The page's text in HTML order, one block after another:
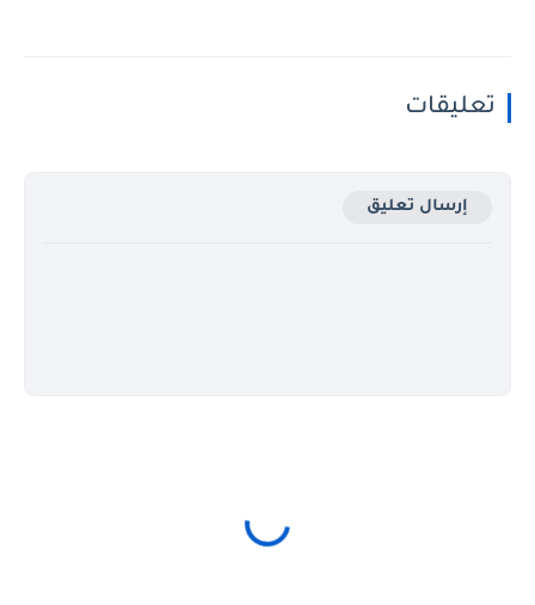
تعليقات
إرسال تعليق